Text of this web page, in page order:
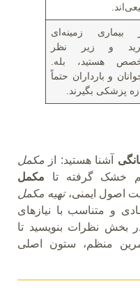
بیماری زمینه‌ای
و زیر نظر
هستید، بله.
و بارداران حتماً
پزشکی بگیرند.
آشنا هستید: از مکمل
خشک گرفته تا مکمل
اصول ایمنی،تهیه مکمل
و متناسب با نیازهای
بخش نظرات بنویسید تا
منظم، ستون اصلی